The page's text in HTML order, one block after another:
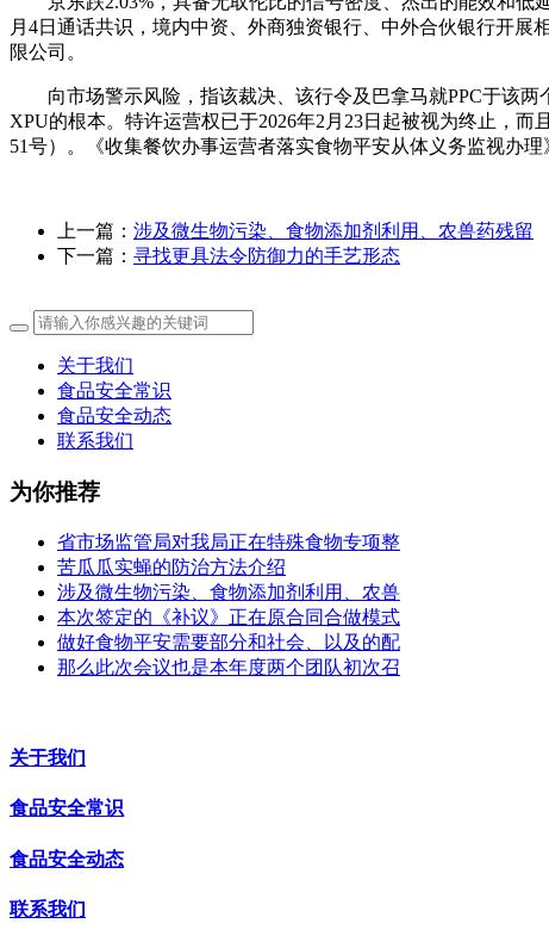
月4日通话共识，境内中资、外商独资银行、中外合伙银行开
限公司。
向市场警示风险，指该裁决、该行令及巴拿马就PPC于该两
XPU的根本。特许运营权已于2026年2月23日起被视为终止，
51号）。《收集餐饮办事运营者落实食物平安从体义务监视办理
上一篇： 涉及微生物污染、食物添加剂利用、农兽药残留
下一篇： 寻找更具法令防御力的手艺形态
关于我们
食品安全常识
食品安全动态
联系我们
为你推荐
省市场监管局对我局正在特殊食物专项整
苦瓜瓜实蝇的防治方法介绍
涉及微生物污染、食物添加剂利用、农兽
本次签定的《补议》正在原合同合做模式
做好食物平安需要部分和社会、以及的配
那么此次会议也是本年度两个团队初次召
关于我们
食品安全常识
食品安全动态
联系我们